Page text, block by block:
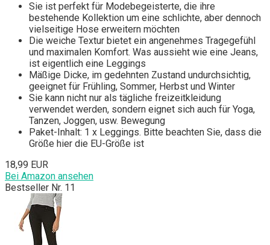
Sie ist perfekt für Modebegeisterte, die ihre
bestehende Kollektion um eine schlichte, aber dennoch
vielseitige Hose erweitern möchten
Die weiche Textur bietet ein angenehmes Tragegefühl
und maximalen Komfort. Was aussieht wie eine Jeans,
ist eigentlich eine Leggings
Mäßige Dicke, im gedehnten Zustand undurchsichtig,
geeignet für Frühling, Sommer, Herbst und Winter
Sie kann nicht nur als tägliche freizeitkleidung
verwendet werden, sondern eignet sich auch für Yoga,
Tanzen, Joggen, usw. Bewegung
Paket-Inhalt: 1 x Leggings. Bitte beachten Sie, dass die
Größe hier die EU-Größe ist
18,99 EUR
Bei Amazon ansehen
Bestseller Nr. 11